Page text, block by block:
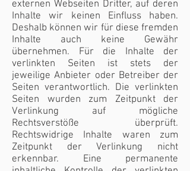
externen Webseiten Dritter, auf deren
Inhalte wir keinen Einfluss haben.
Deshalb können wir für diese fremden
Inhalte auch keine Gewähr
übernehmen. Für die Inhalte der
verlinkten Seiten ist stets der
jeweilige Anbieter oder Betreiber der
Seiten verantwortlich. Die verlinkten
Seiten wurden zum Zeitpunkt der
Verlinkung auf mögliche
Rechtsverstöße überprüft.
Rechtswidrige Inhalte waren zum
Zeitpunkt der Verlinkung nicht
erkennbar. Eine permanente